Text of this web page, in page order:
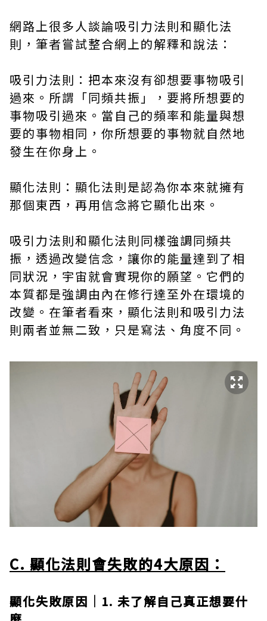
網路上很多人談論吸引力法則和顯化法
則，筆者嘗試整合網上的解釋和說法：
吸引力法則：把本來沒有卻想要事物吸引
過來。所謂「同頻共振」，要將所想要的
事物吸引過來。當自己的頻率和能量與想
要的事物相同，你所想要的事物就自然地
發生在你身上。
顯化法則：顯化法則是認為你本來就擁有
那個東西，再用信念將它顯化出來。
吸引力法則和顯化法則同樣強調同頻共
振，透過改變信念，讓你的能量達到了相
同狀況，宇宙就會實現你的願望。它們的
本質都是強調由內在修行達至外在環境的
改變。在筆者看來，顯化法則和吸引力法
則兩者並無二致，只是寫法、角度不同。
C. 顯化法則會失敗的4大原因：
顯化失敗原因｜1. 未了解自己真正想要什